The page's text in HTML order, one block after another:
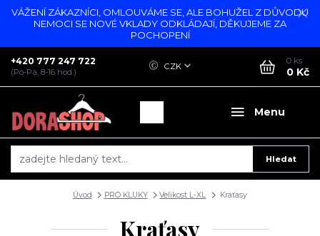
VÁŽENÍ ZÁKAZNÍCI, OMLOUVÁME SE, ALE BOHUŽEL Z DŮVODU
NEMOCI SE NOVÉ VKLADY ODKLÁDAJÍ, DĚKUJEME ZA
POCHOPENÍ
Menu
CZK
Hledat
+420 777 247 722
(Po-Pá, 8-16 hod.)
0 ks
0 Kč
Úvod PRO KLUKY Velikost L-XL Kraťasy
Kraťasy